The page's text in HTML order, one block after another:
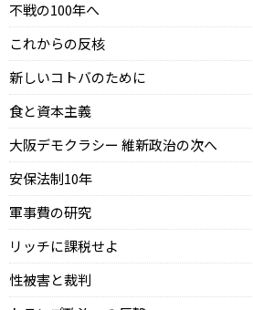
不戦の100年へ
これからの反核
新しいコトバのために
食と資本主義
大阪デモクラシー 維新政治の次へ
安保法制10年
軍事費の研究
リッチに課税せよ
性被害と裁判